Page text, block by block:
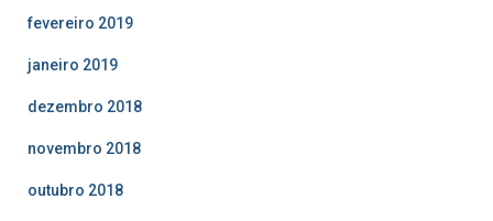
fevereiro 2019
janeiro 2019
dezembro 2018
novembro 2018
outubro 2018